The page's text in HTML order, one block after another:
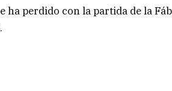
ha perdido con la partida de la